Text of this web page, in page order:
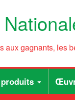
aux gagnants, les